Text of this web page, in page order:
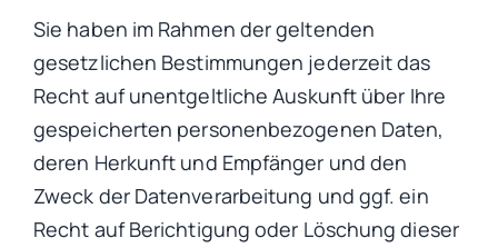
Sie haben im Rahmen der geltenden
gesetzlichen Bestimmungen jederzeit das
Recht auf unentgeltliche Auskunft über Ihre
gespeicherten personenbezogenen Daten,
deren Herkunft und Empfänger und den
Zweck der Datenverarbeitung und ggf. ein
Recht auf Berichtigung oder Löschung dieser